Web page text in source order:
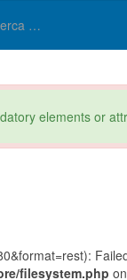
elements or
filesystem.php